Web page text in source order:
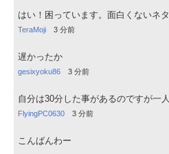
はい！困っています。面白くないネ
TeraMoji 3 分前
遅かったか
gesixyoku86 3 分前
自分は30分した事があるのですが一
FlyingPC0630 3 分前
こんばんわー